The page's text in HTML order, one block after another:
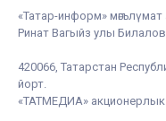
«Татар-информ»
Ринат Вагыйз улы Билалов
420066, Татарстан
йорт.
«ТАТМЕДИА» акционерлык